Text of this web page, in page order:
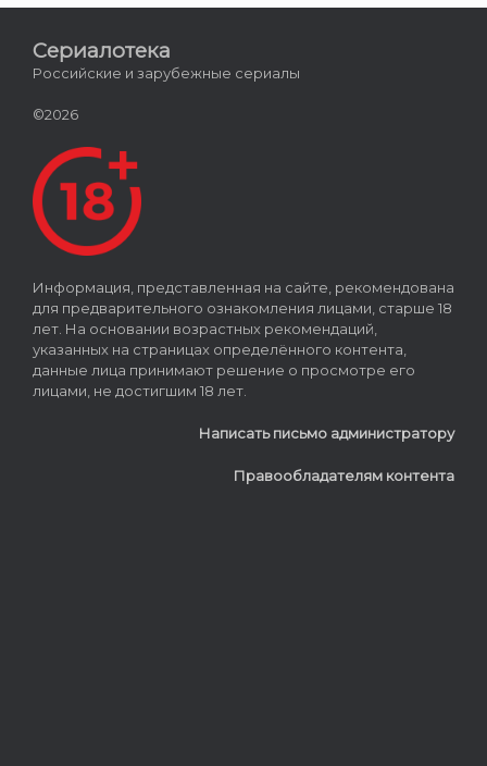
Сериалотека
Российские и зарубежные сериалы
©2026
Информация, представленная на сайте, рекомендована
для предварительного ознакомления лицами, старше 18
лет. На основании возрастных рекомендаций,
указанных на страницах определённого контента,
данные лица принимают решение о просмотре его
лицами, не достигшим 18 лет.
Написать письмо администратору
Правообладателям контента